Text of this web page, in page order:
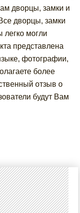
дворцы, замки и
дворцы, замки
могли
представлена
фотографии,
более
отзыв о
будут Вам